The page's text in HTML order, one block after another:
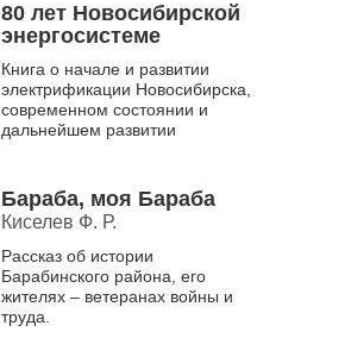
80 лет Новосибирской
энергосистеме
Книга о начале и развитии
электрификации Новосибирска,
современном состоянии и
дальнейшем развитии
Бараба, моя Бараба
Киселев Ф. Р.
Рассказ об истории
Барабинского района, его
жителях – ветеранах войны и
труда.